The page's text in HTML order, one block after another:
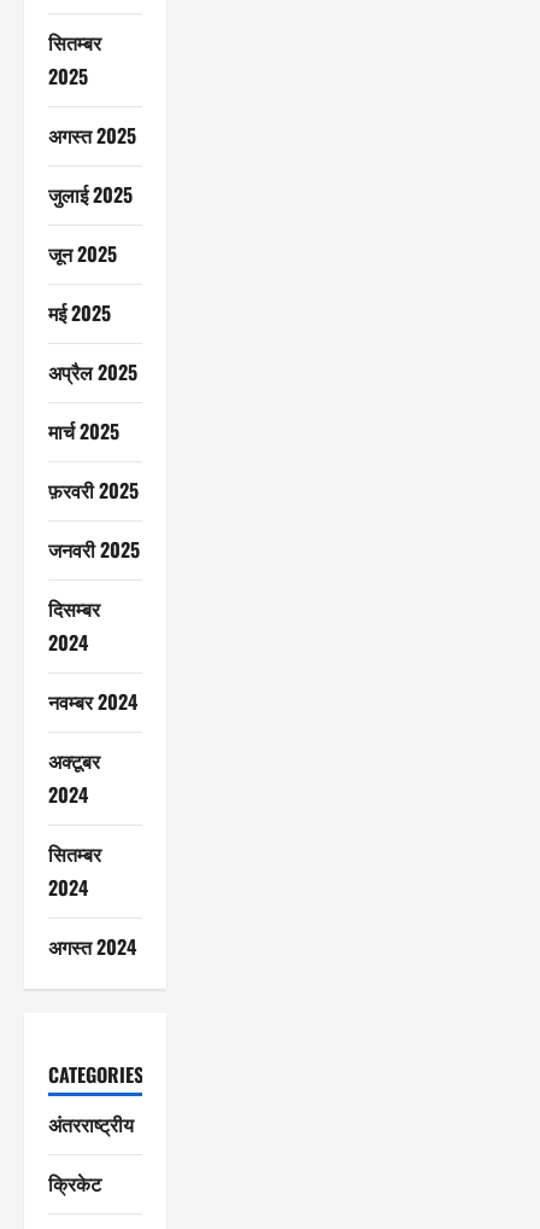
सितम्बर
2025
अगस्त 2025
जुलाई 2025
जून 2025
मई 2025
अप्रैल 2025
मार्च 2025
फ़रवरी 2025
जनवरी 2025
दिसम्बर
2024
नवम्बर 2024
अक्टूबर
2024
सितम्बर
2024
अगस्त 2024
CATEGORIES
अंतरराष्ट्रीय
क्रिकेट